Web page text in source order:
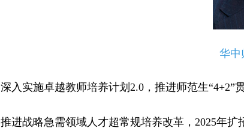
华中
深入实施卓越教师培养计划2.0，推进师范生
推进战略急需领域人才超常规培养改革，2025年